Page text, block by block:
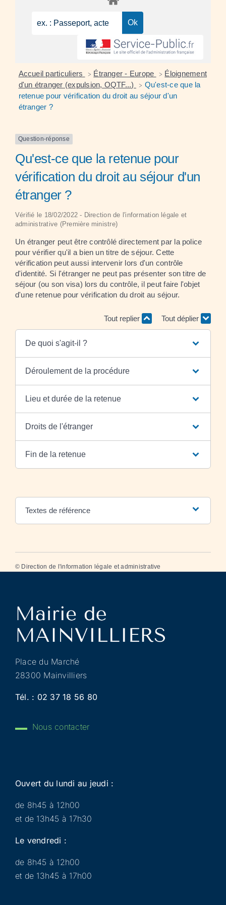
Accueil particuliers > Étranger - Europe > Éloignement
d'un étranger (expulsion, OQTF...)
> Qu'est-ce que la
retenue pour vérification du droit au séjour d'un
étranger ?
Question-réponse
Qu'est-ce que la retenue pour
vérification du droit au séjour d'un
étranger ?
Vérifié le 18/02/2022 - Direction de l'information légale et
administrative (Première ministre)
Un étranger peut être contrôlé directement par la police
pour vérifier qu'il a bien un titre de séjour. Cette
vérification peut aussi intervenir lors d'un contrôle
d'identité. Si l'étranger ne peut pas présenter son titre de
séjour (ou son visa) lors du contrôle, il peut faire l'objet
d'une retenue pour vérification du droit au séjour.
Tout replier Tout déplier
De quoi s'agit-il ?
Déroulement de la procédure
Lieu et durée de la retenue
Droits de l'étranger
Fin de la retenue
Textes de référence
© Direction de l'information légale et administrative
Place du Marché
28300 Mainvilliers
Tél. : 02 37 18 56 80
Nous contacter
Ouvert du lundi au jeudi :
de 8h45 à 12h00
et de 13h45 à 17h30
Le vendredi :
de 8h45 à 12h00
et de 13h45 à 17h00